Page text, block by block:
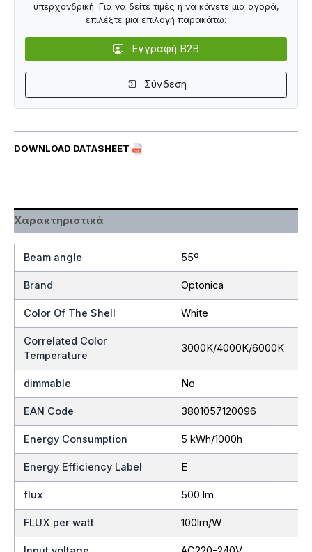
DOWNLOAD DATASHEET
υπερχονδρική. Για να δείτε τιμές ή να κάνετε μια αγορά,
επιλέξτε μια επιλογή παρακάτω:
Εγγραφή B2B
Σύνδεση
Χαρακτηριστικά
Beam angle 55º
Brand Optonica
Color Of The Shell White
Correlated Color
Temperature
3000K/4000K/6000K
dimmable No
EAN Code 3801057120096
Energy Consumption 5 kWh/1000h
Energy Efficiency Label E
flux 500 lm
FLUX per watt 100lm/W